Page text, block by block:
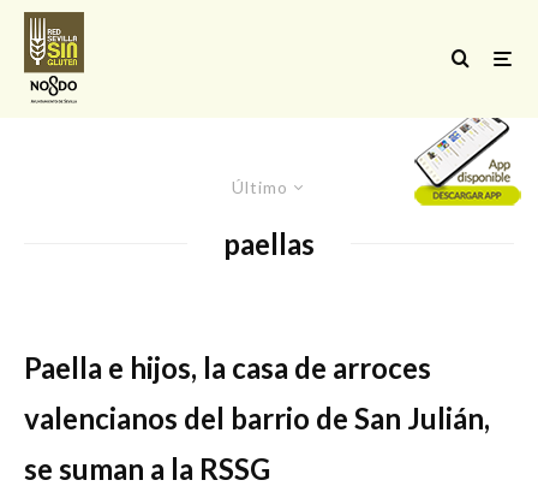
Último
paellas
Paella e hijos, la casa de arroces
valencianos del barrio de San Julián,
se suman a la RSSG